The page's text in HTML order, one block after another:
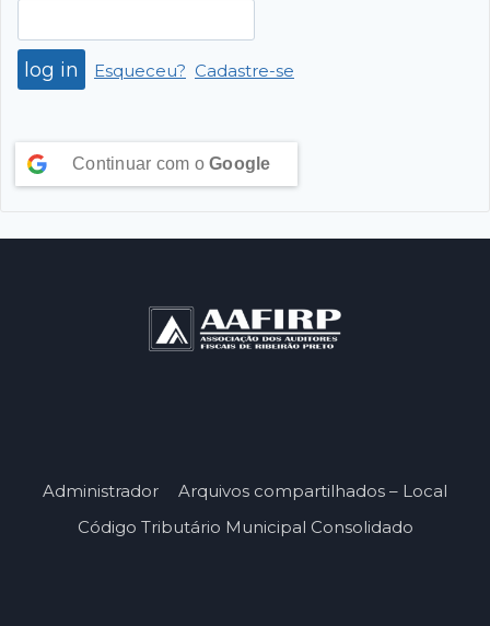
Esqueceu? Cadastre-se
Continuar com o Google
Administrador
Arquivos compartilhados – Local
Código Tributário Municipal Consolidado